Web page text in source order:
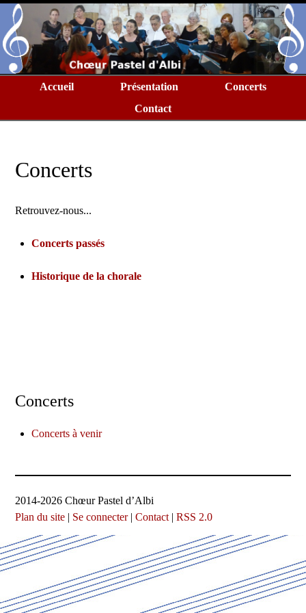
Accueil Présentation
Concerts
Contact
Concerts
Retrouvez-nous...
Concerts passés
Historique de la chorale
Concerts
Concerts à venir
2014-2026 Chœur Pastel d’Albi
Plan du site | Se connecter|Contact |RSS 2.0